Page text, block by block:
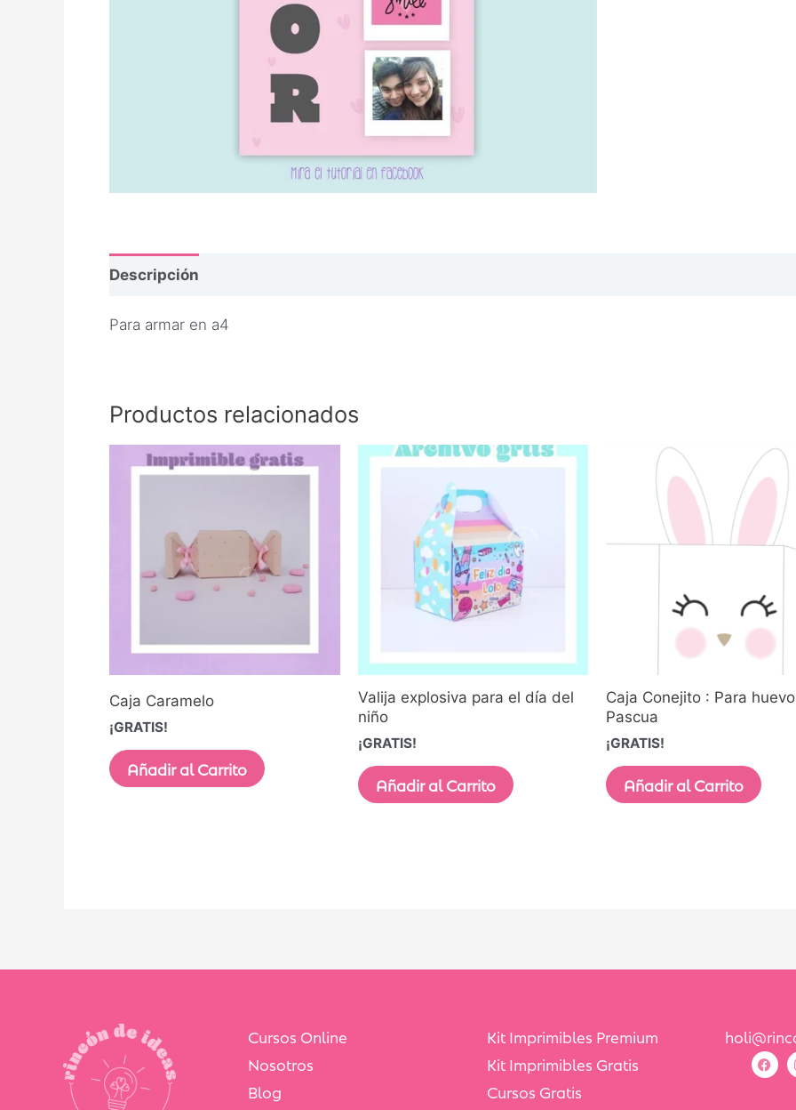
Descripción
Para armar en a4
Productos relacionados
Caja Caramelo
¡GRATIS!
Añadir al Carrito
Valija explosiva para el día del
niño
¡GRATIS!
Añadir al Carrito
Caja Conejito : Para
Pascua
¡GRATIS!
Añadir al Carrito
Cursos Online
Nosotros
Blog
Kit Imprimibles Premium
Kit Imprimibles Gratis
Cursos Gratis